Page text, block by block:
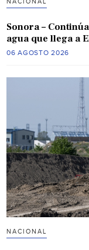
Sonora –
agua que llega a
06 AGOSTO 2026
NACIONAL